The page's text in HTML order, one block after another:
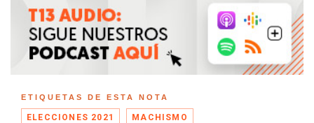
ETIQUETAS DE ESTA NOTA
ELECCIONES 2021 MACHISMO